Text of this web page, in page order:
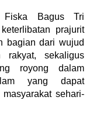
Fiska Bagus Tri
prajurit
bagian dari wujud
rakyat, sekaligus
royong dalam
yang dapat
sehari-